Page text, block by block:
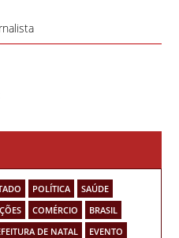
POLÍTICA
SAÚDE
COMÉRCIO
BRASIL
DE NATAL
EVENTO